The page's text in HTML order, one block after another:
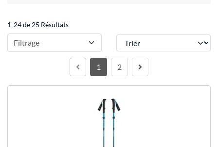
1-24 de 25 Résultats
Filtrage Trier
1 2